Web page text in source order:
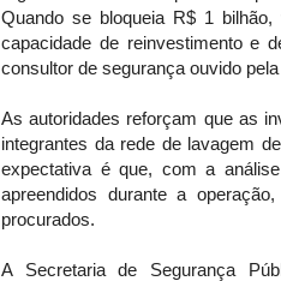
Quando se bloqueia R$ 1
capacidade de reinvestimento e
consultor de segurança ouvido
As autoridades reforçam que as
integrantes da rede de lavagem
expectativa é que, com a
apreendidos durante a
procurados.
A Secretaria de Segurança